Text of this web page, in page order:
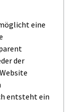
eine
der
entsteht ein